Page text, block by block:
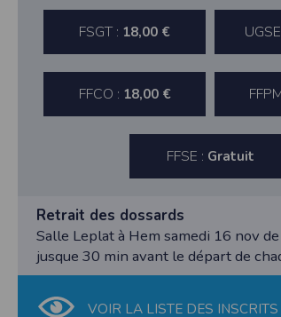
FSGT : 18,00 €
FFCO : 18,00 €
FFSE : Gratuit
Retrait des dossards
Salle Leplat à Hem samedi 16 nov
jusque 30 min avant le départ de
VOIR LA LISTE DES INSCRITS
Cette application ne
Aucun paiement
This app requires
No payment is